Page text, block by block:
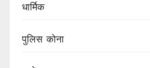
धार्मिक
पुलिस कोना